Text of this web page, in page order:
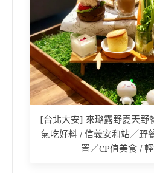
[台北大安] 來璐露野夏天野
氣吃好料 / 信義安和站／野
置／CP值美食 /